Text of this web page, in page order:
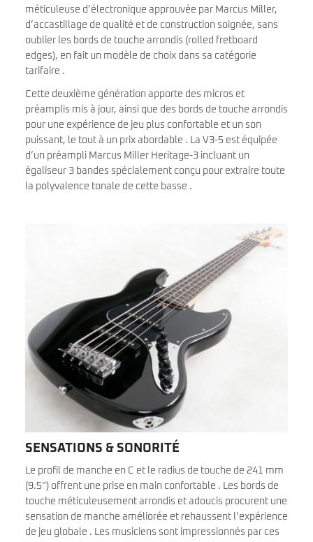
méticuleuse d’électronique approuvée par Marcus Miller,
d’accastillage de qualité et de construction soignée, sans
oublier les bords de touche arrondis (rolled fretboard
edges), en fait un modèle de choix dans sa catégorie
tarifaire .
Cette deuxième génération apporte des micros et
préamplis mis à jour, ainsi que des bords de touche arrondis
pour une expérience de jeu plus confortable et un son
puissant, le tout à un prix abordable . La V3-5 est équipée
d’un préampli Marcus Miller Heritage-3 incluant un
égaliseur 3 bandes spécialement conçu pour extraire toute
la polyvalence tonale de cette basse .
SENSATIONS & SONORITÉ
Le profil de manche en C et le radius de touche de 241 mm
(9.5″) offrent une prise en main confortable . Les bords de
touche méticuleusement arrondis et adoucis procurent une
sensation de manche améliorée et rehaussent l’expérience
de jeu globale . Les musiciens sont impressionnés par ces